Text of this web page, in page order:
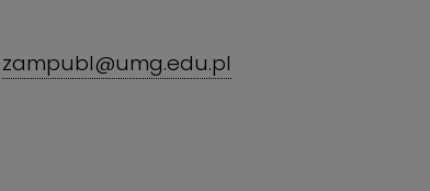
zampubl@umg.edu.pl